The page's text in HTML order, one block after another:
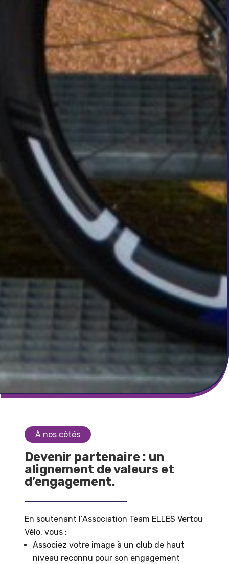
À nos côtés
Devenir partenaire : un
alignement de valeurs et
d’engagement.
En soutenant l’Association Team ELLES Vertou
Vélo, vous :
Associez votre image à un club de haut
niveau reconnu pour son engagement